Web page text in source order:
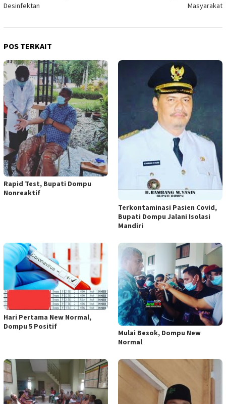
Desinfektan
Masyarakat
POS TERKAIT
Rapid Test, Bupati Dompu
Nonreaktif
Terkontaminasi Pasien Covid,
Bupati Dompu Jalani Isolasi
Mandiri
Hari Pertama New Normal,
Dompu 5 Positif
Mulai Besok, Dompu New
Normal